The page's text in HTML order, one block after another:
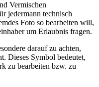
Vermischen
jedermann technisch
Foto so bearbeiten will,
um Erlaubnis fragen.
darauf zu achten,
Dieses Symbol bedeutet,
zu bearbeiten bzw. zu